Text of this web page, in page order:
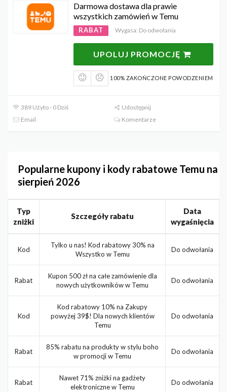
Darmowa dostawa dla prawie
wszystkich zamówień w Temu
RABAT Wygasa: Do odwołania
UPOLUJ PROMOCJĘ
100% ZAKOŃCZONE POWODZENIEM
389 Użyto - 0 Dziś
Udostępnij
Email
Komentarze
Popularne kupony i kody rabatowe Temu na
sierpień 2026
Typ
zniżki
Szczegóły rabatu
Data
wygaśnięcia
Kod
Tylko u nas! Kod rabatowy 30% na
Wszystko w Temu
Do odwołania
Rabat
Kupon 500 zł na całe zamówienie dla
nowych użytkowników w Temu
Do odwołania
Kod
Kod rabatowy 10% na Zakupy
powyżej 39$! Dla nowych klientów
Temu
Do odwołania
Rabat
85% rabatu na produkty w stylu boho
w promocji w Temu
Do odwołania
Rabat
Nawet 71% zniżki na gadżety
elektroniczne w Temu
Do odwołania